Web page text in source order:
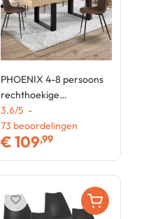
PHOENIX 4-8 persoons
rechthoekige
uitschuifbare eettafel
hout en zwarte
middenband 160-200 cm
3.6/5 -
73 beoordelingen
€109,99
favorite_border